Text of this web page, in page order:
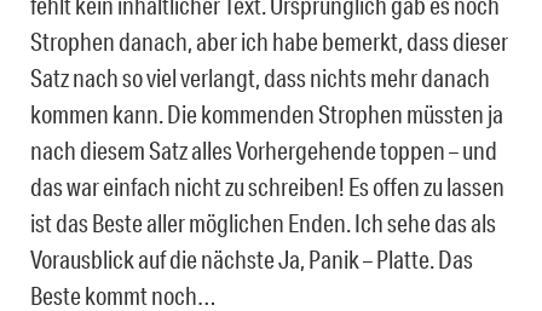
Strophen danach, aber ich habe bemerkt, dass dieser
Satz nach so viel verlangt, dass nichts mehr danach
kommen kann. Die kommenden Strophen müssten ja
nach diesem Satz alles Vorhergehende toppen – und
das war einfach nicht zu schreiben! Es offen zu lassen
ist das Beste aller möglichen Enden. Ich sehe das als
Vorausblick auf die nächste Ja, Panik – Platte. Das
Beste kommt noch…